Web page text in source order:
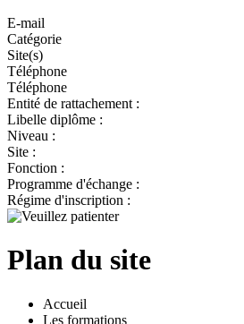
E-mail
Catégorie
Site(s)
Téléphone
Téléphone
Entité de rattachement :
Libelle diplôme :
Niveau :
Site :
Fonction :
Programme d'échange :
Régime d'inscription :
Plan du site
Accueil
Les formations